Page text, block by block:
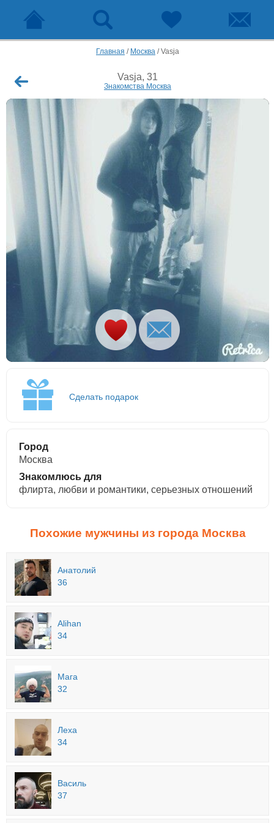
Главная / Москва /Vasja
Vasja, 31
Знакомства Москва
Сделать подарок
Город
Москва
Знакомлюсь для
флирта, любви и романтики, cерьезных отношений
Похожие мужчины из города Москва
Анатолий
36
Alihan
34
Мага
32
Леха
34
Василь
37